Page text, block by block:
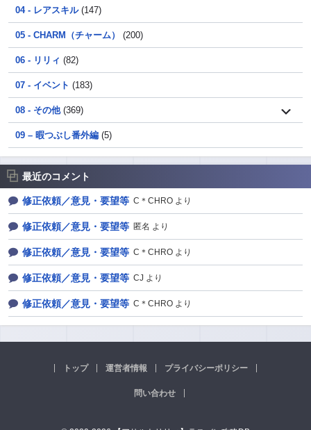
04 - レアスキル(147)
05 - CHARM（チャーム） (200)
06 - リリィ (82)
07 - イベント (183)
08 - その他(369)
09 – 暇つぶし番外編 (5)
最近のコメント
修正依頼／意見・要望等 C＊CHRO より
修正依頼／意見・要望等 匿名 より
修正依頼／意見・要望等 C＊CHRO より
修正依頼／意見・要望等 CJ より
修正依頼／意見・要望等 C＊CHRO より
トップ 運営者情報 プライバシーポリシー
問い合わせ